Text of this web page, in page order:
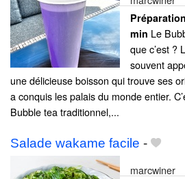
min Le
que c’est ?
souvent
une délicieuse boisson qui trouve ses
a conquis les palais du monde entier.
Bubble tea traditionnel,...
Salade wakame facile -
marcwiner